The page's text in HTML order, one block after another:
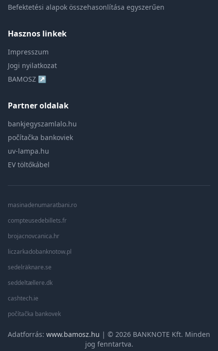
Befektetési alapok összehasonlítása egyszerűen
Hasznos linkek
Impresszum
Jogi nyilatkozat
BAMOSZ ↗
Partner oldalak
bankjegyszamlalo.hu
počítačka bankoviek
uv-lampa.hu
EV töltőkábel
masinadenumaratbani.ro
compteusedebillets.fr
brojacnovcanica.hr
liczarkadobanknotow.pl
sedelräknare.se
seddeltællere.dk
cashtech.ie
počítačka bankovek
Adatforrás: www.bamosz.hu | © 2026 BANKNOTE Kft. Minden
jog fenntartva.